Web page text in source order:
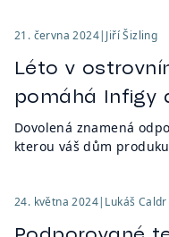
21. června 2024| Jiří Šizling
Léto v
pomáhá Infigy
Dovolená znamená
kterou váš dům
24. května 2024| Lukáš Caldr